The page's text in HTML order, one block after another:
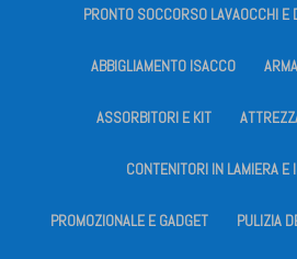
PRONTO SOCCORSO LAVAOCCHI E
ABBIGLIAMENTO ISACCO
ASSORBITORI E KIT
CONTENITORI IN LAMIERA E
PROMOZIONALE E GADGET PULIZIA